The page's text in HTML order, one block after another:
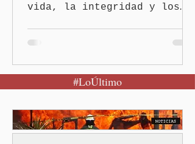
vida, la integridad y los
Puebla, Pue.-Cuando una
mujer encuentra un lugar
también recupera la
esperanza de vivir sin
#LoÚltimo